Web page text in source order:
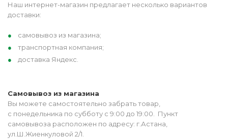
Наш интернет-магазин предлагает несколько вариантов
доставки:
самовывоз из магазина;
транспортная компания;
доставка Яндекс.
Самовывоз из магазина
Вы можете самостоятельно забрать товар,
с понедельника по субботу с 9:00 до 19:00. Пункт
самовывоза расположен по адресу: г.Астана,
ул.Ш.Жиенкуловой 2/1.